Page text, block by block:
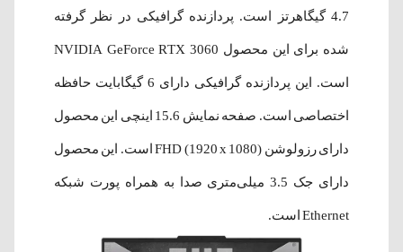
4.7 گیگاهرتز است. پردازنده گرافیکی در نظر گرفته
شده برای این محصول NVIDIA GeForce RTX 3060
است. این پردازنده گرافیکی دارای 6 گیگابایت حافظه
اختصاصی است. صفحه نمایش 15.6 اینچی این محصول
دارای رزولوشن FHD (1920 x 1080) است. این محصول
دارای جک 3.5 میلی‌متری صدا به همراه پورت شبکه
Ethernet است.